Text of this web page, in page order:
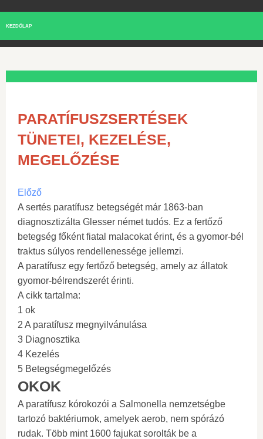
KEZDŐLAP
PARATÍFUSZSERTÉSEK
TÜNETEI, KEZELÉSE,
MEGELŐZÉSE
Előző
A sertés paratífusz betegségét már 1863-ban
diagnosztizálta Glesser német tudós. Ez a fertőző
betegség főként fiatal malacokat érint, és a gyomor-bél
traktus súlyos rendellenessége jellemzi.
A paratífusz egy fertőző betegség, amely az állatok
gyomor-bélrendszerét érinti.
A cikk tartalma:
1 ok
2 A paratífusz megnyilvánulása
3 Diagnosztika
4 Kezelés
5 Betegségmegelőzés
OKOK
A paratífusz kórokozói a Salmonella nemzetségbe
tartozó baktériumok, amelyek aerob, nem spórázó
rudak. Több mint 1600 fajukat sorolták be a